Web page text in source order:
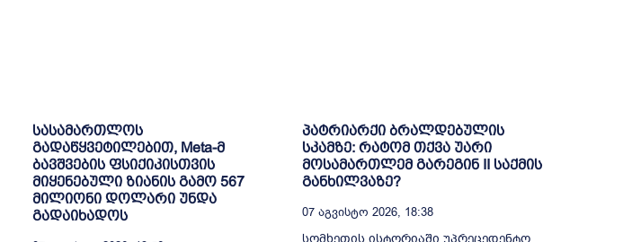
სასამართლოს
გადაწყვეტილებით, Meta-მ
ბავშვების ფსიქიკისთვის
მიყენებული ზიანის გამო 567
მილიონი დოლარი უნდა
გადაიხადოს
პატრიარქი ბრალდებულის
სკამზე: რატომ თქვა უარი
მოსამართლემ გარეგინ II საქმის
განხილვაზე?
07 Აგვისტო 2026, 18:38